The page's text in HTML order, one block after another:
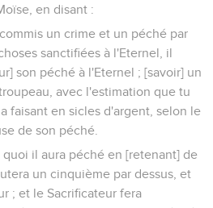
en disant :
un crime et un péché par
sanctifiées à l'Eternel, il
son péché à l'Eternel ; [savoir] un
avec l'estimation que tu
faisant en sicles d'argent, selon le
de son péché.
il aura péché en [retenant] de
un cinquième par dessus, et
; et le Sacrificateur fera